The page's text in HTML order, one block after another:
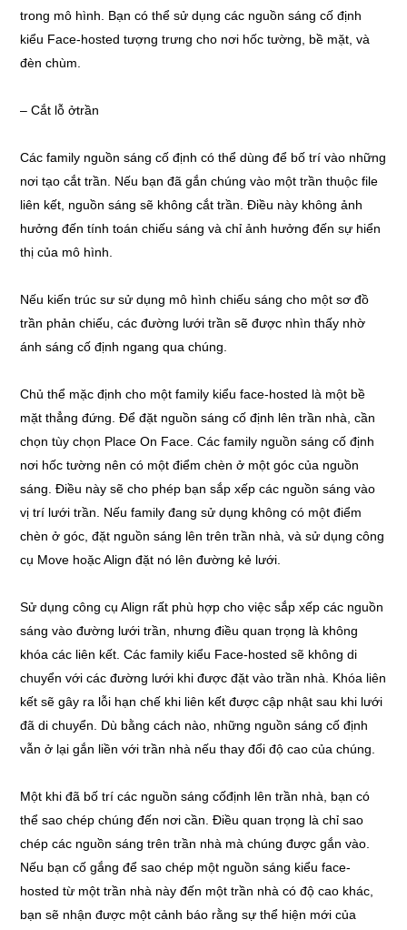
trong mô hình. Bạn có thể sử dụng các nguồn sáng cố định
kiểu Face-hosted tượng trưng cho nơi hốc tường, bề mặt, và
đèn chùm.
– Cắt lỗ ởtrần
Các family nguồn sáng cố định có thể dùng để bố trí vào những
nơi tạo cắt trần. Nếu bạn đã gắn chúng vào một trần thuộc file
liên kết, nguồn sáng sẽ không cắt trần. Điều này không ảnh
hưởng đến tính toán chiếu sáng và chỉ ảnh hưởng đến sự hiển
thị của mô hình.
Nếu kiến trúc sư sử dụng mô hình chiếu sáng cho một sơ đồ
trần phản chiếu, các đường lưới trần sẽ được nhìn thấy nhờ
ánh sáng cố định ngang qua chúng.
Chủ thể mặc định cho một family kiểu face-hosted là một bề
mặt thẳng đứng. Để đặt nguồn sáng cố định lên trần nhà, cần
chọn tùy chọn Place On Face. Các family nguồn sáng cố định
nơi hốc tường nên có một điểm chèn ở một góc của nguồn
sáng. Điều này sẽ cho phép bạn sắp xếp các nguồn sáng vào
vị trí lưới trần. Nếu family đang sử dụng không có một điểm
chèn ở góc, đặt nguồn sáng lên trên trần nhà, và sử dụng công
cụ Move hoặc Align đặt nó lên đường kẻ lưới.
Sử dụng công cụ Align rất phù hợp cho việc sắp xếp các nguồn
sáng vào đường lưới trần, nhưng điều quan trọng là không
khóa các liên kết. Các family kiểu Face-hosted sẽ không di
chuyển với các đường lưới khi được đặt vào trần nhà. Khóa liên
kết sẽ gây ra lỗi hạn chế khi liên kết được cập nhật sau khi lưới
đã di chuyển. Dù bằng cách nào, những nguồn sáng cố định
vẫn ở lại gắn liền với trần nhà nếu thay đổi độ cao của chúng.
Một khi đã bố trí các nguồn sáng cốđịnh lên trần nhà, bạn có
thể sao chép chúng đến nơi cần. Điều quan trọng là chỉ sao
chép các nguồn sáng trên trần nhà mà chúng được gắn vào.
Nếu bạn cố gắng để sao chép một nguồn sáng kiểu face-
hosted từ một trần nhà này đến một trần nhà có độ cao khác,
bạn sẽ nhận được một cảnh báo rằng sự thể hiện mới của